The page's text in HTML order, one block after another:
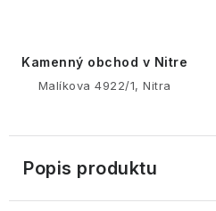
Kamenný obchod v Nitre
Malíkova 4922/1, Nitra
Popis produktu